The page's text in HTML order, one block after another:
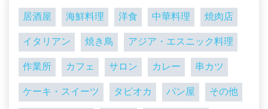
居酒屋 海鮮料理 洋食 中華料理 焼肉店
イタリアン 焼き鳥 アジア・エスニック料理
作業所 カフェ サロン カレー 串カツ
ケーキ・スイーツ タピオカ パン屋 その他